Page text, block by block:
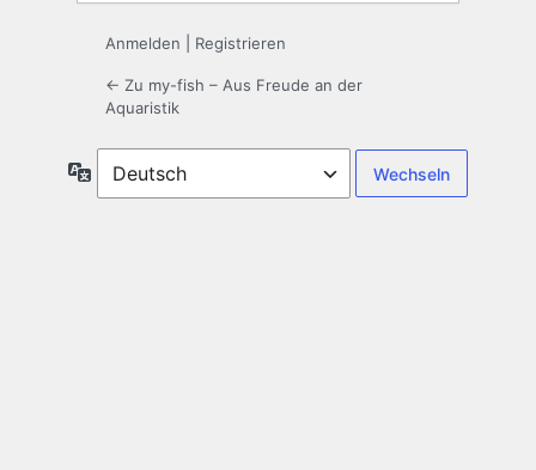
Anmelden Registrieren
← Zu my-fish – Aus Freude an der
Aquaristik
Sprache